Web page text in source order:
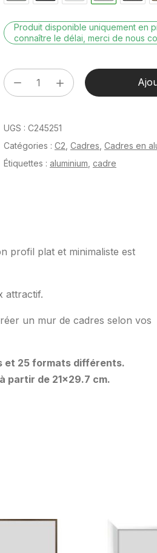
Produit disponible uniquement en
connaître le délai, merci de nous
quantité
de
Gris
mat
brossé
UGS : C245251
Catégories : C2 Cadres Cadres en
Étiquettes : aluminium cadre
profil plat et minimaliste est
attractif.
un mur de cadres selon vos
et 25 formats différents.
partir de 21×29.7 cm.